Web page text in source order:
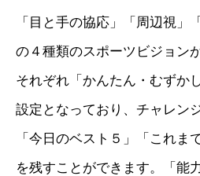
「目と手の協応」「周辺視」
の４種類のスポーツビジョン
それぞれ「かんたん・むずか
設定となっており、チャレン
「今日のベスト５」「これま
を残すことができます。「能